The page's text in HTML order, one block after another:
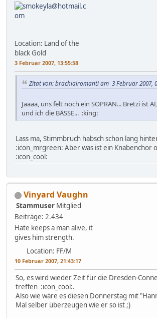
Location: Land of the
black Gold
3 Februar 2007, 13:55:58
Zitat von: brachialromanti am 3 Februar 2007,
Jaaaa, uns felt noch ein SOPRAN... Bretzi ist
und ich die BÄSSE... :king:
Lass ma, Stimmbruch habsch schon lang
:icon_mrgreen: Aber was ist ein Knabenchor
:icon_cool:
Vinyard Vaughn
Stammuser Mitglied
Beiträge: 2.434
Hate keeps a man alive, it
gives him strength.
Location: FF/M
10 Februar 2007, 21:43:17
So, es wird wieder Zeit für die Dresden-
treffen :icon_cool:.
Also wie wäre es diesen Donnerstag mit
Mal selber überzeugen wie er so ist ;)